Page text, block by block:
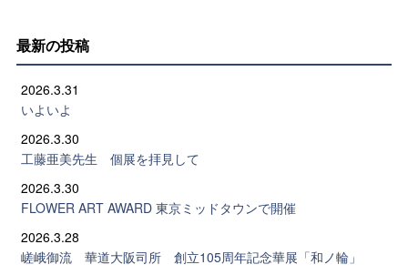
最新の投稿
2026.3.31
いよいよ
2026.3.30
工藤亜美先生 個展を拝見して
2026.3.30
FLOWER ART AWARD 東京ミッドタウンで開催
2026.3.28
嵯峨御流 華道大阪司所 創立105周年記念華展「和ノ輪」